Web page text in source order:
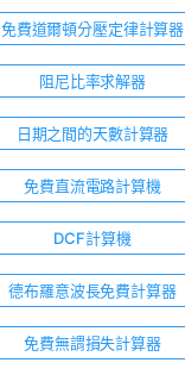
免費道爾頓分壓定律計算器
阻尼比率求解器
日期之間的天數計算器
免費直流電路計算機
DCF計算機
德布羅意波長免費計算器
免費無謂損失計算器